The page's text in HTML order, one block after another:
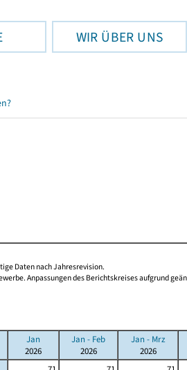
WIR ÜBER UNS
Daten nach Jahresrevision.
Anpassungen des Berichtskreises aufgrund
Jan
2026
Jan - Feb
2026
Jan - Mrz
2026